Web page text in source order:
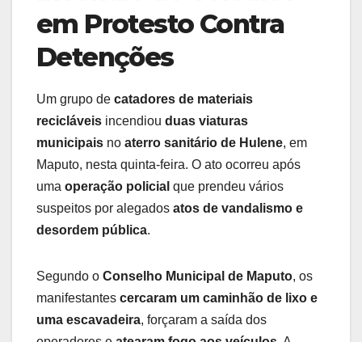
em Protesto Contra
Detenções
Um grupo de catadores de materiais
recicláveis incendiou duas viaturas
municipais no aterro sanitário de Hulene, em
Maputo, nesta quinta-feira. O ato ocorreu após
uma operação policial que prendeu vários
suspeitos por alegados atos de vandalismo e
desordem pública.
Segundo o Conselho Municipal de Maputo, os
manifestantes cercaram um caminhão de lixo e
uma escavadeira, forçaram a saída dos